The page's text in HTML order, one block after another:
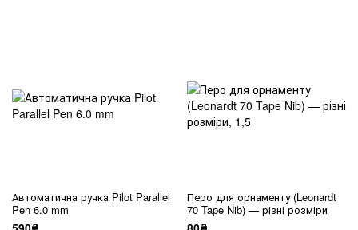
Автоматична ручка Pilot Parallel
Pen 6.0 mm
Перо для орнаменту (Leonardt
70 Tape Nib) — різні розміри